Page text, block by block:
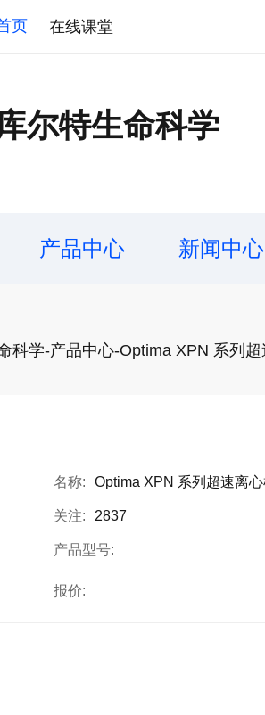
页 在线课堂
尔特生命科学
产品中心 新闻中心
科学-产品中心-Optima XPN 系列
名称: Optima XPN 系列超速离
关注: 2837
产品型号:
报价: